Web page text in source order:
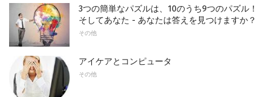
3つの簡単なパズルは、10のうち9つのパズル！
そしてあなた - あなたは答えを見つけますか？
その他
アイケアとコンピュータ
その他